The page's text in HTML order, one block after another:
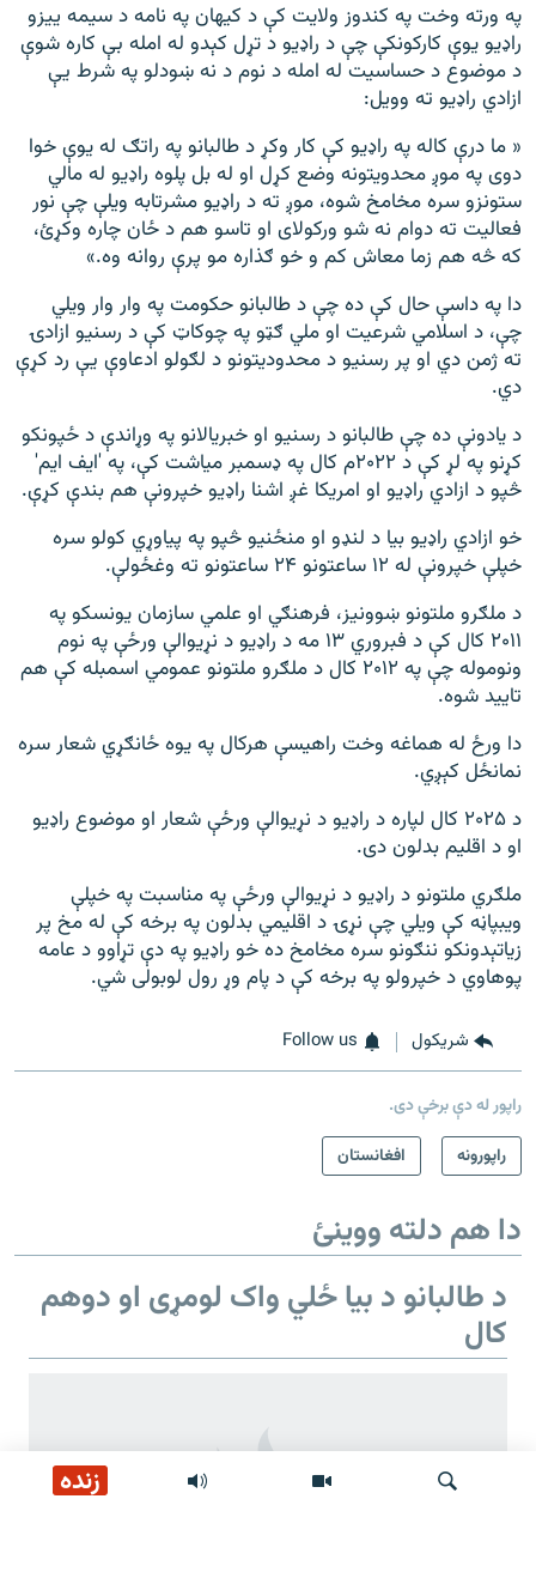
زنده
په ورته وخت په کندوز ولایت کې د کیهان په نامه د سیمه ییزو
راډیو یوې کارکونکې چې د راډیو د تړل کېدو له امله بې کاره شوې
د موضوع د حساسیت له امله د نوم د نه ښودلو په شرط یې
ازادي راډیو ته وویل:
« ما درې کاله په راډیو کې کار وکړ د طالبانو په راتګ له یوې خوا
دوی په موږ محدویتونه وضع کړل او له بل پلوه راډیو له مالي
ستونزو سره مخامخ شوه، موږ ته د راډیو مشرتابه ویلې چې نور
فعالیت ته دوام نه شو ورکولای او تاسو هم د ځان چاره وکړئ،
که څه هم زما معاش کم و خو ګذاره مو پرې روانه وه.»
دا په داسې حال کې ده چې د طالبانو حکومت په وار وار ویلي
چې، د اسلامي شرعیت او ملي ګټو په چوکاټ کې د رسنیو ازادۍ
ته ژمن دي او پر رسنیو د محدودیتونو د لګولو ادعاوې یې رد کړې
دي.
د یادونې ده چې طالبانو د رسنیو او خبریالانو په وړاندې د ځپونکو
کړنو په لړ کې د ۲۰۲۲م کال په ډسمبر میاشت کې، په 'ایف ایم'
څپو د ازادي راډیو او امریکا غږ اشنا راډیو خپرونې هم بندې کړې.
خو ازادي راډیو بیا د لنډو او منځنیو څپو په پیاوړي کولو سره
خپلې خپرونې له ۱۲ ساعتونو ۲۴ ساعتونو ته وغځولې.
د ملګرو ملتونو ښوونیز، فرهنګي او علمي سازمان یونسکو په
۲۰۱۱ کال کې د فبروري ۱۳ مه د راډیو د نړیوالې ورځې په نوم
ونوموله چې په ۲۰۱۲ کال د ملګرو ملتونو عمومي اسمبله کې هم
تایید شوه.
دا ورځ له هماغه وخت راهیسې هرکال په یوه ځانګړي شعار سره
نمانځل کېږي.
د ۲۰۲۵ کال لپاره د راډیو د نړیوالې ورځې شعار او موضوع راډیو
او د اقلیم بدلون دی.
ملګري ملتونو د راډیو د نړیوالې ورځې په مناسبت په خپلې
ویبپاڼه کې ویلي چې نړۍ د اقلیمي بدلون په برخه کې له مخ پر
زیاتېدونکو ننګونو سره مخامخ ده خو راډیو په دې تړاوو د عامه
پوهاوي د خپرولو په برخه کې د پام وړ رول لوبولی شي.
شريکول Follow us
راپور له دې برخې دی.
راپورونه
افغانستان
دا هم دلته ووینئ
د طالبانو د بیا ځلي واک لومړی او دوهم
کال